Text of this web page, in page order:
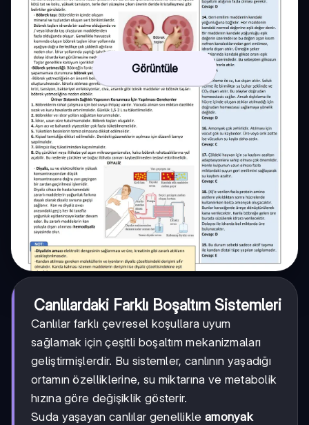
Görüntüle
Canlılardaki Farklı Boşaltım Sistemleri
Canlılar farklı çevresel koşullara uyum
sağlamak için çeşitli boşaltım mekanizmaları
geliştirmişlerdir. Bu sistemler, canlının yaşadığı
ortamın özelliklerine, su miktarına ve metabolik
hızına göre değişiklik gösterir.
Suda yaşayan canlılar genellikle amonyak